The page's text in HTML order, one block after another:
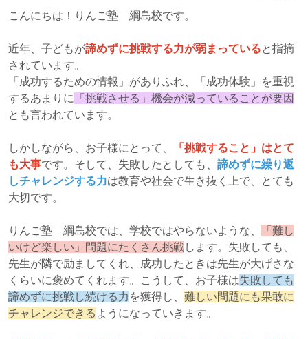
こんにちは！りんご塾 綱島校です。
近年、子どもが諦めずに挑戦する力が弱まっていると指摘
されています。
「成功するための情報」がありふれ、「成功体験」を重視
するあまりに
「挑戦させる」機会が減っていることが要因
とも言われています。
しかしながら、お子様にとって、
「挑戦すること」はとて
も大事です。そして、失敗したとしても、 諦めずに繰り返
しチャレンジする力は教育や社会で生き抜く上で、とても
大切です。
りんご塾 綱島校では、学校ではやらないような、
「難し
いけど楽しい」問題にたくさん挑戦します。失敗しても、
先生が隣で励ましてくれ、成功したときは先生が大げさな
くらいに褒めてくれます。こうして、お子様は失敗しても
諦めずに挑戦し続ける力 を獲得し、 難しい問題にも果敢に
チャレンジできる ようになっていきます。